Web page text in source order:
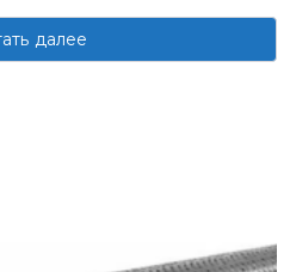
далее